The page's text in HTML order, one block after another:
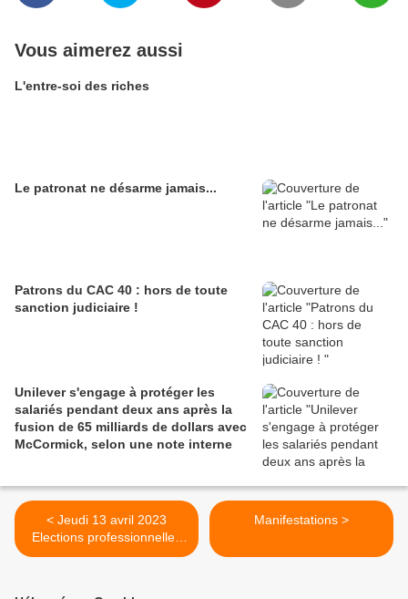
Vous aimerez aussi
L'entre-soi des riches
Le patronat ne désarme jamais...
Patrons du CAC 40 : hors de toute
sanction judiciaire !
Unilever s'engage à protéger les
salariés pendant deux ans après la
fusion de 65 milliards de dollars avec
McCormick, selon une note interne
< Jeudi 13 avril 2023
Elections professionnelles
CSE Unilever Le meux
Manifestations >